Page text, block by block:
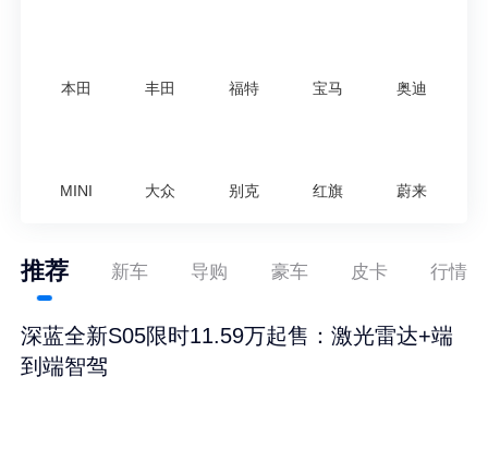
本田 丰田 福特 宝马 奥迪
MINI 大众 别克 红旗 蔚来
推荐 新车 导购 豪车 皮卡 行情
深蓝全新S05限时11.59万起售：激光雷达+端
到端智驾